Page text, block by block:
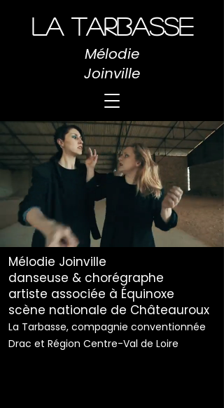
LA TARBASSE
Mélodie
Joinville
Mélodie Joinville
danseuse & chorégraphe
artiste associée à Équinoxe
scène nationale de Châteauroux
La Tarbasse, compagnie conventionnée
Drac et Région Centre-Val de Loire